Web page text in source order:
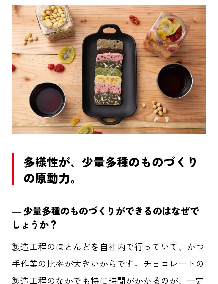
多様性が、少量多種のものづくり
の原動力。
― 少量多種のものづくりができるのはなぜで
しょうか？
製造工程のほとんどを自社内で行っていて、かつ
手作業の比率が大きいからです。チョコレートの
製造工程のなかでも特に時間がかかるのが、一定